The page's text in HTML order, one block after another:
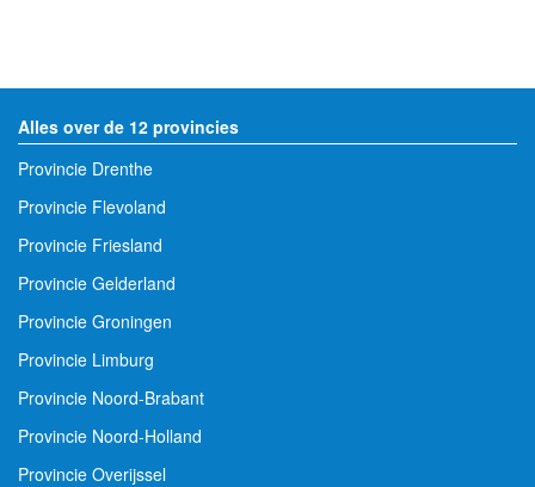
Alles over de 12 provincies
Provincie Drenthe
Provincie Flevoland
Provincie Friesland
Provincie Gelderland
Provincie Groningen
Provincie Limburg
Provincie Noord-Brabant
Provincie Noord-Holland
Provincie Overijssel